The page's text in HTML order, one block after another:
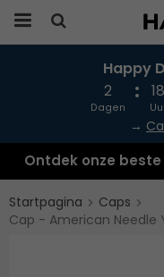
Produkten
Happy
2
Dagen
18
→
Ontdek onze
Startpagina
Caps
Cap - American Needle